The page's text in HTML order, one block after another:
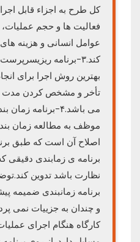
کل طرح به اجزاء قابل
فعالیت ها و حجم
عوامل انسانی و هزینه
کند.۳-برنامه
بهترین روش اجرا برای
تأخر و مشخص کردن مدت
می باشد.۴-برنامه
موظف به مطالعه زمان
اصلاح آن است که طبق
برنامه ی زمابندی دقیقی
نظارت باشد تدوین
برنامه زمانبندی ضمیمه
و چندان به جزییات نمی
کارگاه هنگام اجرای